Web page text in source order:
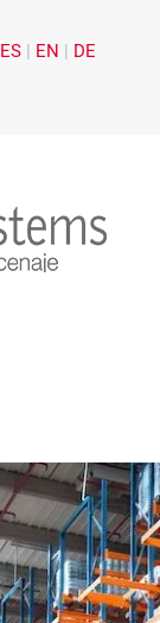
ES | EN | DE